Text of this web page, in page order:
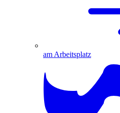
am Arbeitsplatz